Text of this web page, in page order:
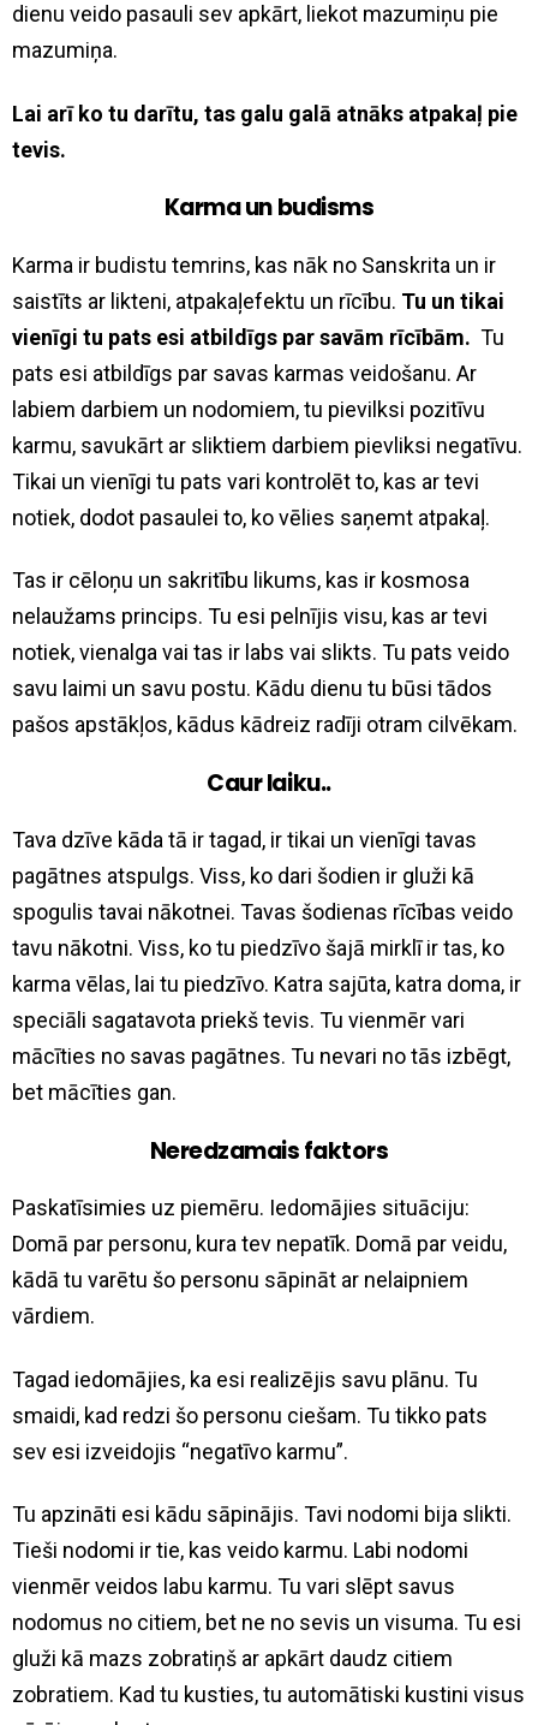
dienu veido pasauli sev apkārt, liekot mazumiņu pie
mazumiņa.
Lai arī ko tu darītu, tas galu galā atnāks atpakaļ pie
tevis.
Karma un budisms
Karma ir budistu temrins, kas nāk no Sanskrita un ir
saistīts ar likteni, atpakaļefektu un rīcību. Tu un tikai
vienīgi tu pats esi atbildīgs par savām rīcībām. Tu
pats esi atbildīgs par savas karmas veidošanu. Ar
labiem darbiem un nodomiem, tu pievilksi pozitīvu
karmu, savukārt ar sliktiem darbiem pievliksi negatīvu.
Tikai un vienīgi tu pats vari kontrolēt to, kas ar tevi
notiek, dodot pasaulei to, ko vēlies saņemt atpakaļ.
Tas ir cēloņu un sakritību likums, kas ir kosmosa
nelaužams princips. Tu esi pelnījis visu, kas ar tevi
notiek, vienalga vai tas ir labs vai slikts. Tu pats veido
savu laimi un savu postu. Kādu dienu tu būsi tādos
pašos apstākļos, kādus kādreiz radīji otram cilvēkam.
Caur laiku..
Tava dzīve kāda tā ir tagad, ir tikai un vienīgi tavas
pagātnes atspulgs. Viss, ko dari šodien ir gluži kā
spogulis tavai nākotnei. Tavas šodienas rīcības veido
tavu nākotni. Viss, ko tu piedzīvo šajā mirklī ir tas, ko
karma vēlas, lai tu piedzīvo. Katra sajūta, katra doma, ir
speciāli sagatavota priekš tevis. Tu vienmēr vari
mācīties no savas pagātnes. Tu nevari no tās izbēgt,
bet mācīties gan.
Neredzamais faktors
Paskatīsimies uz piemēru. Iedomājies situāciju:
Domā par personu, kura tev nepatīk. Domā par veidu,
kādā tu varētu šo personu sāpināt ar nelaipniem
vārdiem.
Tagad iedomājies, ka esi realizējis savu plānu. Tu
smaidi, kad redzi šo personu ciešam. Tu tikko pats
sev esi izveidojis “negatīvo karmu”.
Tu apzināti esi kādu sāpinājis. Tavi nodomi bija slikti.
Tieši nodomi ir tie, kas veido karmu. Labi nodomi
vienmēr veidos labu karmu. Tu vari slēpt savus
nodomus no citiem, bet ne no sevis un visuma. Tu esi
gluži kā mazs zobratiņš ar apkārt daudz citiem
zobratiem. Kad tu kusties, tu automātiski kustini visus